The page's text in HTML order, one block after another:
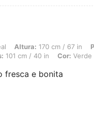
170 cm / 67 in, Peso: 65
Altura: 170 cm / 67 in
101 cm / 40 in Cor: Verde
fresca e bonita